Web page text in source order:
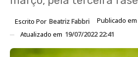
Escrito Por Beatriz Fabbri Publicado em
Atualizado em 19/07/2022 22:41